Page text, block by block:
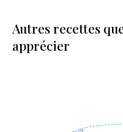
Autres recettes
apprécier